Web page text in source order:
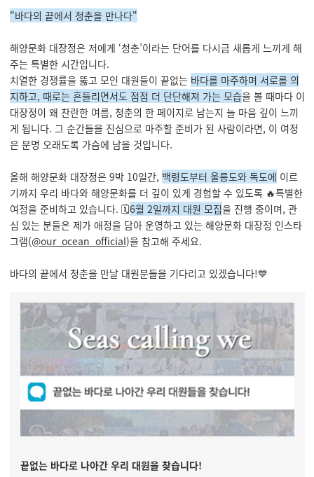
"바다의 끝에서 청춘을 만나다"
해양문화 대장정은 저에게 ‘청춘’이라는 단어를 다시금 새롭게 느끼게 해
주는 특별한 시간입니다.
치열한 경쟁률을 뚫고 모인 대원들이 끝없는 바다를 마주하며 서로를 의
지하고, 때로는 흔들리면서도 점점 더 단단해져 가는 모습을 볼 때마다 이
대장정이 왜 찬란한 여름, 청춘의 한 페이지로 남는지 늘 마음 깊이 느끼
게 됩니다. 그 순간들을 진심으로 마주할 준비가 된 사람이라면, 이 여정
은 분명 오래도록 가슴에 남을 것입니다.
올해 해양문화 대장정은 9박 10일간, 백령도부터 울릉도와 독도에 이르
기까지 우리 바다와 해양문화를 더 깊이 있게 경험할 수 있도록 🔥특별한
여정을 준비하고 있습니다. 🗓️6월 2일까지 대원 모집을 진행 중이며, 관
심 있는 분들은 제가 애정을 담아 운영하고 있는 해양문화 대장정 인스타
그램(@our_ocean_official)을 참고해 주세요.
바다의 끝에서 청춘을 만날 대원분들을 기다리고 있겠습니다!💙
끝없는 바다로 나아간 우리 대원을 찾습니다!